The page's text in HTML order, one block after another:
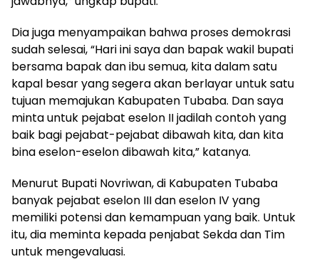
Dia juga menyampaikan bahwa proses demokrasi
sudah selesai, “Hari ini saya dan bapak wakil bupati
bersama bapak dan ibu semua, kita dalam satu
kapal besar yang segera akan berlayar untuk satu
tujuan memajukan Kabupaten Tubaba. Dan saya
minta untuk pejabat eselon II jadilah contoh yang
baik bagi pejabat-pejabat dibawah kita, dan kita
bina eselon-eselon dibawah kita,” katanya.
Menurut Bupati Novriwan, di Kabupaten Tubaba
banyak pejabat eselon III dan eselon IV yang
memiliki potensi dan kemampuan yang baik. Untuk
itu, dia meminta kepada penjabat Sekda dan Tim
untuk mengevaluasi.